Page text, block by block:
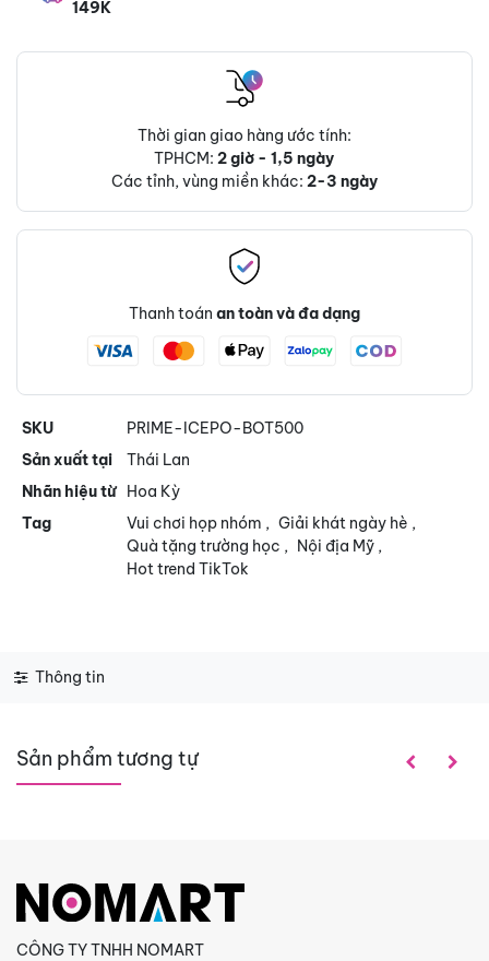
149K
Thời gian giao hàng ước tính:
TPHCM:2 giờ - 1,5 ngày
Các tỉnh, vùng miền khác: 2-3 ngày
Thanh toán an toàn và đa dạng
SKU
PRIME-ICEPO-BOT500
Sản xuất tại
Thái Lan
Nhãn hiệu từ
Hoa Kỳ
Tag
Vui chơi họp nhóm , Giải khát ngày hè ,
Quà tặng trường học , Nội địa Mỹ,
Hot trend TikTok
Thông tin
Sản phẩm tương tự
CÔNG TY TNHH NOMART